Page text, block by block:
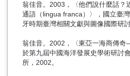
翁佳音。2003，〈他們說什麼話？
通語（lingua franca）〉，國立臺
牙時期臺灣相關文獻與圖像國際研討
翁佳音。2002，〈東亞一海商傳
於第九屆中國海洋發展史學術研討
所，2002。